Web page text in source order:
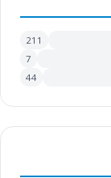
211
7
44